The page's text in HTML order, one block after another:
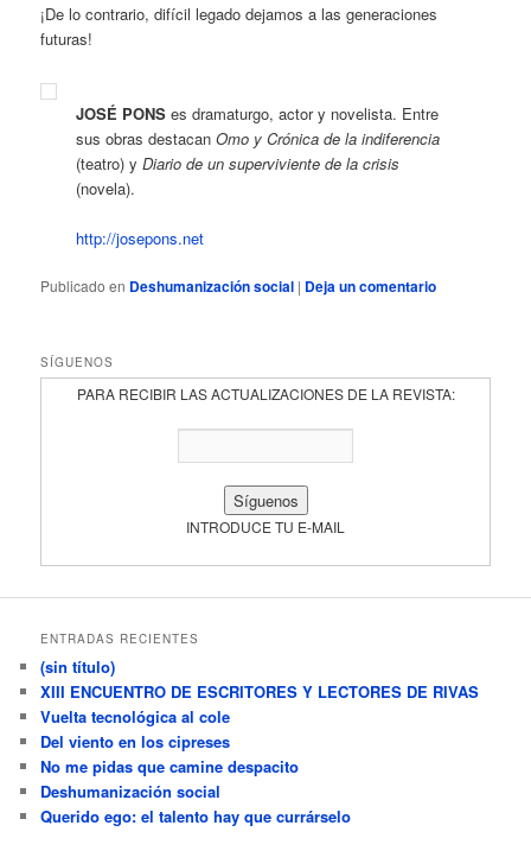
¡De lo contrario, difícil legado dejamos a las generaciones
futuras!
JOSÉ PONS es dramaturgo, actor y novelista. Entre
sus obras destacanOmo y Crónica de la indiferencia
(teatro) yDiario de un superviviente de la crisis
(novela).
http://josepons.net
Publicado en Deshumanización social | Deja un comentario
SÍGUENOS
PARA RECIBIR LAS ACTUALIZACIONES DE LA REVISTA:
INTRODUCE TU E-MAIL
ENTRADAS RECIENTES
(sin título)
XIII ENCUENTRO DE ESCRITORES Y LECTORES DE RIVAS
Vuelta tecnológica al cole
Del viento en los cipreses
No me pidas que camine despacito
Deshumanización social
Querido ego: el talento hay que currárselo